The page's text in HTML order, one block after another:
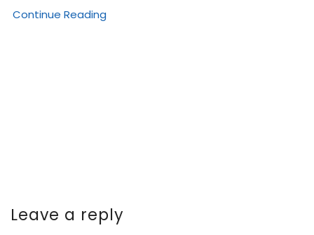
Continue Reading
Leave a reply